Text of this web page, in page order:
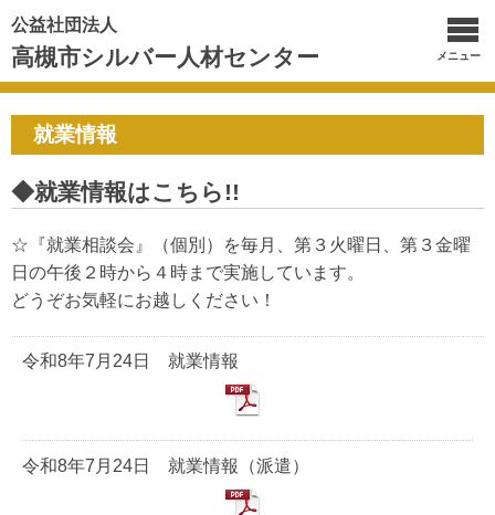
公益社団法人
高槻市シルバー人材センター メニュー
就業情報
◆就業情報はこちら!!
☆『就業相談会』（個別）を毎月、第３火曜日、第３金曜
日の午後２時から４時まで実施しています。
どうぞお気軽にお越しください！
令和8年7月24日 就業情報
令和8年7月24日 就業情報（派遣）